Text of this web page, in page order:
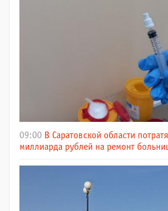
09:00 В Саратовской области
миллиарда рублей на ремонт